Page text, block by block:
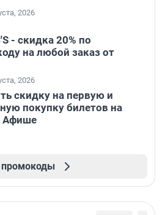
2026
- скидка 20% по
на любой заказ от
2026
скидку на первую и
покупку билетов на
Афише
промокоды